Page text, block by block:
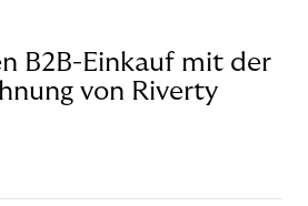
B2B-Einkauf mit der
von Riverty